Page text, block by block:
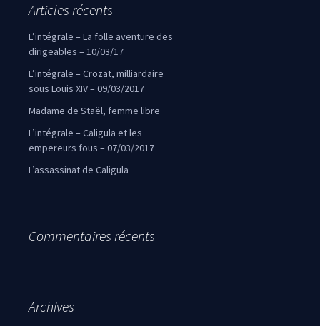
Articles récents
L’intégrale – La folle aventure des
dirigeables – 10/03/17
L’intégrale – Crozat, milliardaire
sous Louis XIV – 09/03/2017
Madame de Staël, femme libre
L’intégrale – Caligula et les
empereurs fous – 07/03/2017
L’assassinat de Caligula
Commentaires récents
Archives